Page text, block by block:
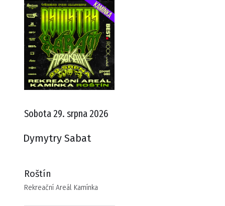
Sobota 29. srpna 2026
Dymytry Sabat
Roštín
Rekreační Areál Kamínka